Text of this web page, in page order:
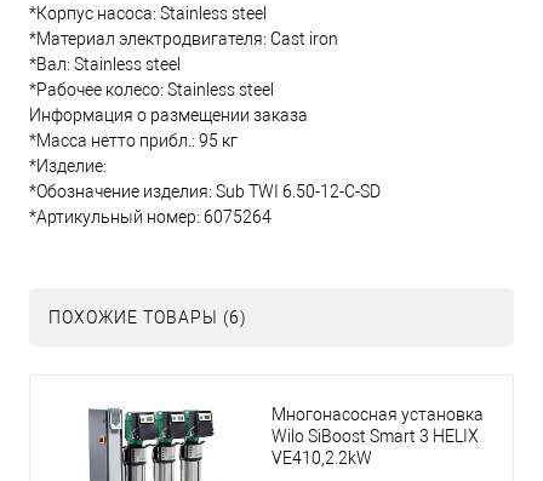
*Корпус насоса: Stainless steel
*Материал электродвигателя: Cast iron
*Вал: Stainless steel
*Рабочее колесо: Stainless steel
Информация о размещении заказа
*Масса нетто прибл.: 95 кг
*Изделие:
*Обозначение изделия: Sub TWI 6.50-12-C-SD
*Артикульный номер: 6075264
ПОХОЖИЕ ТОВАРЫ (6)
Многонасосная установка
Wilo SiBoost Smart 3 HELIX
VE410,2.2kW